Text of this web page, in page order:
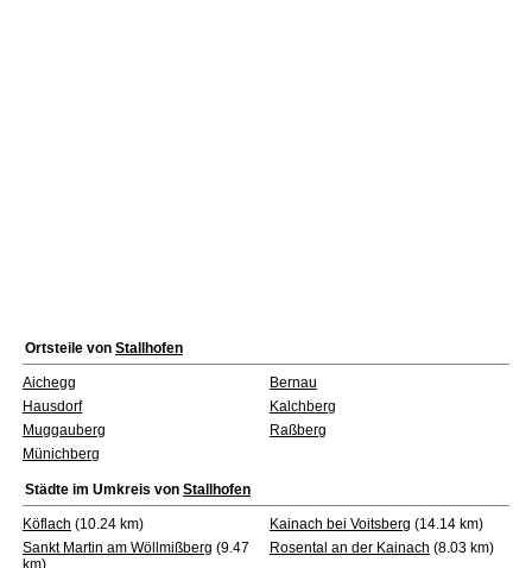
Ortsteile von Stallhofen
Aichegg
Bernau
Hausdorf
Kalchberg
Muggauberg
Raßberg
Münichberg
Städte im Umkreis von Stallhofen
Köflach (10.24 km) Kainach bei Voitsberg (14.14 km)
Sankt Martin am Wöllmißberg (9.47
km)
Rosental an der Kainach (8.03 km)